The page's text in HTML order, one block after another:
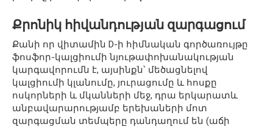
Քրոնիկ հիվանդության զարգացում
Քանի որ վիտամին D-ի հիմնական գործառույթը
ֆոսֆոր-կալցիումի նյութափոխանակության
կարգավորումն է, այսինքն՝ մեծացնելով
կալցիումի կլանումը, յուրացումը և հոսքը
ոսկորների և մկանների մեջ, դրա երկարատև
անբավարարությամբ երեխաների մոտ
զարգացման տեմպերը դանդաղում են (աճի